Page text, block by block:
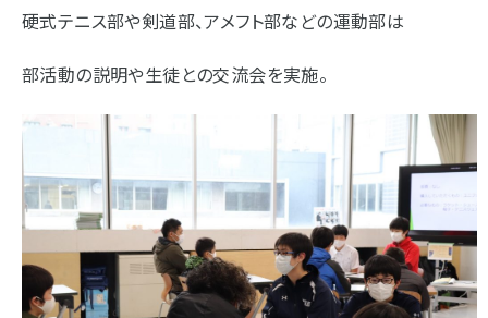
硬式テニス部や剣道部、アメフト部などの運動部は
部活動の説明や生徒との交流会を実施。